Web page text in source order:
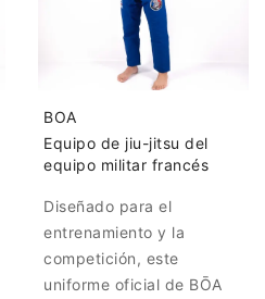
BOA
Equipo de jiu-jitsu del
equipo militar francés
Diseñado para el
entrenamiento y la
competición, este
uniforme oficial de BŌA